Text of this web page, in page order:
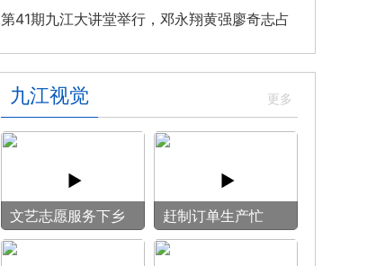
作
第41期九江大讲堂举行，邓永翔黄强廖奇志占
勇出席
九江视觉
文艺志愿服务下乡
用镜头记录乡村笑
赶制订单生产忙